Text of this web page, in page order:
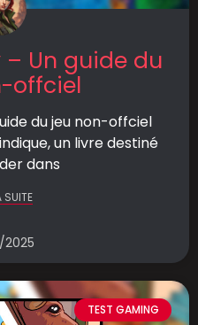
Un guide du
offciel
du jeu non-offciel
un livre destiné
dans
SUITE
2025
TEST GAMING